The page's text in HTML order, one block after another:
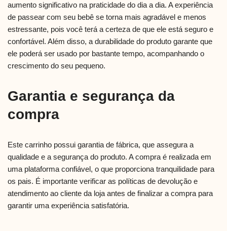
aumento significativo na praticidade do dia a dia. A experiência
de passear com seu bebê se torna mais agradável e menos
estressante, pois você terá a certeza de que ele está seguro e
confortável. Além disso, a durabilidade do produto garante que
ele poderá ser usado por bastante tempo, acompanhando o
crescimento do seu pequeno.
Garantia e segurança da
compra
Este carrinho possui garantia de fábrica, que assegura a
qualidade e a segurança do produto. A compra é realizada em
uma plataforma confiável, o que proporciona tranquilidade para
os pais. É importante verificar as políticas de devolução e
atendimento ao cliente da loja antes de finalizar a compra para
garantir uma experiência satisfatória.